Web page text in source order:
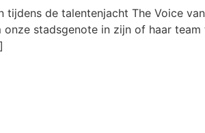
de talentenjacht The Voice
stadsgenote in zijn of haar team